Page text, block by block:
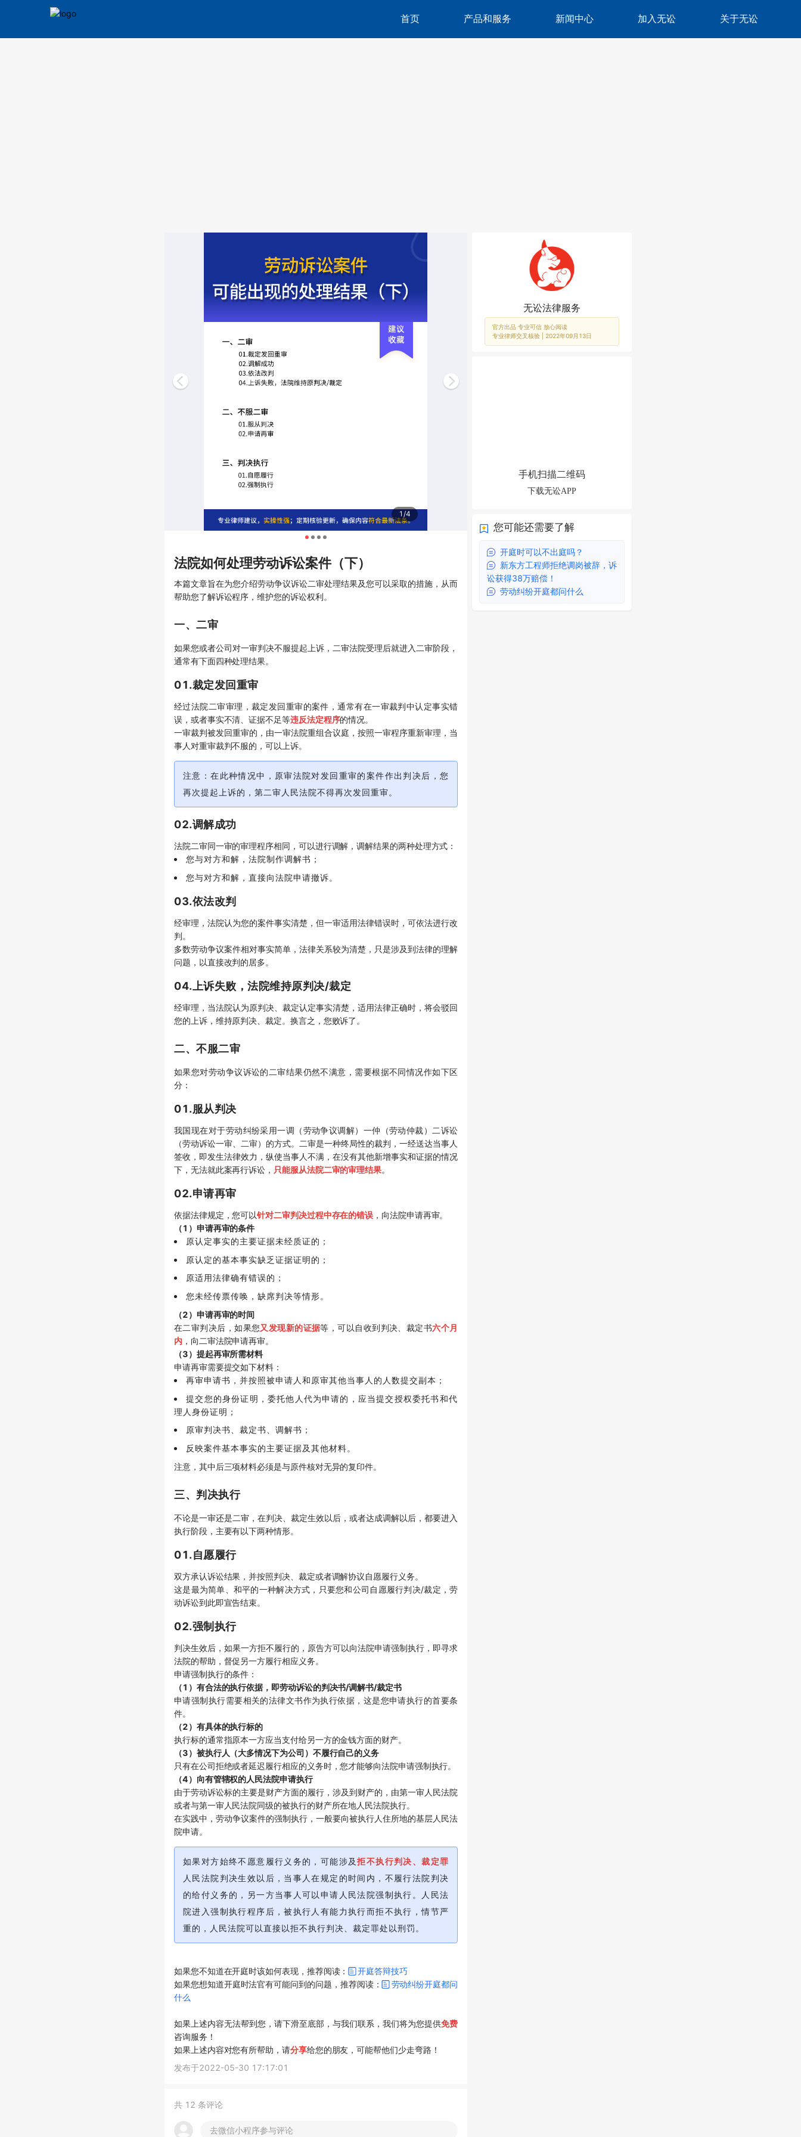
首页 产品和服务 新闻中心 加入无讼 关于无讼
1/4
法院如何处理劳动诉讼案件（下）
本篇文章旨在为您介绍劳动争议诉讼二审处理结果及您可以采取的措施，从而
帮助您了解诉讼程序，维护您的诉讼权利。
一、二审
如果您或者公司对一审判决不服提起上诉，二审法院受理后就进入二审阶段，
通常有下面四种处理结果。
01.裁定发回重审
经过法院二审审理，裁定发回重审的案件，通常有在一审裁判中认定事实错
误，或者事实不清、证据不足等违反法定程序的情况。
一审裁判被发回重审的，由一审法院重组合议庭，按照一审程序重新审理，当
事人对重审裁判不服的，可以上诉。
注意：在此种情况中，原审法院对发回重审的案件作出判决后，您
再次提起上诉的，第二审人民法院不得再次发回重审。
02.调解成功
法院二审同一审的审理程序相同，可以进行调解，调解结果的两种处理方式：
您与对方和解，法院制作调解书；
您与对方和解，直接向法院申请撤诉。
03.依法改判
经审理，法院认为您的案件事实清楚，但一审适用法律错误时，可依法进行改
判。
多数劳动争议案件相对事实简单，法律关系较为清楚，只是涉及到法律的理解
问题，以直接改判的居多。
04.上诉失败，法院维持原判决/裁定
经审理，当法院认为原判决、裁定认定事实清楚，适用法律正确时，将会驳回
您的上诉，维持原判决、裁定。换言之，您败诉了。
二、不服二审
如果您对劳动争议诉讼的二审结果仍然不满意，需要根据不同情况作如下区
分：
01.服从判决
我国现在对于劳动纠纷采用一调（劳动争议调解）一仲（劳动仲裁）二诉讼
（劳动诉讼一审、二审）的方式。二审是一种终局性的裁判，一经送达当事人
签收，即发生法律效力，纵使当事人不满，在没有其他新增事实和证据的情况
下，无法就此案再行诉讼， 只能服从法院二审的审理结果。
02.申请再审
依据法律规定，您可以针对二审判决过程中存在的错误 ，向法院申请再审。
（1）申请再审的条件
原认定事实的主要证据未经质证的；
原认定的基本事实缺乏证据证明的；
原适用法律确有错误的；
您未经传票传唤，缺席判决等情形。
（2）申请再审的时间
在二审判决后，如果您又发现新的证据等，可以自收到判决、裁定书六个月
内，向二审法院申请再审。
（3）提起再审所需材料
申请再审需要提交如下材料：
再审申请书，并按照被申请人和原审其他当事人的人数提交副本；
提交您的身份证明，委托他人代为申请的，应当提交授权委托书和代
理人身份证明；
原审判决书、裁定书、调解书；
反映案件基本事实的主要证据及其他材料。
注意，其中后三项材料必须是与原件核对无异的复印件。
三、判决执行
不论是一审还是二审，在判决、裁定生效以后，或者达成调解以后，都要进入
执行阶段，主要有以下两种情形。
01.自愿履行
双方承认诉讼结果，并按照判决、裁定或者调解协议自愿履行义务。
这是最为简单、和平的一种解决方式，只要您和公司自愿履行判决/裁定，劳
动诉讼到此即宣告结束。
02.强制执行
判决生效后，如果一方拒不履行的，原告方可以向法院申请强制执行，即寻求
法院的帮助，督促另一方履行相应义务。
申请强制执行的条件：
（1）有合法的执行依据，即劳动诉讼的判决书/调解书/裁定书
申请强制执行需要相关的法律文书作为执行依据，这是您申请执行的首要条
件。
（2）有具体的执行标的
执行标的通常指原本一方应当支付给另一方的金钱方面的财产。
（3）被执行人（大多情况下为公司）不履行自己的义务
只有在公司拒绝或者延迟履行相应的义务时，您才能够向法院申请强制执行。
（4）向有管辖权的人民法院申请执行
由于劳动诉讼标的主要是财产方面的履行，涉及到财产的，由第一审人民法院
或者与第一审人民法院同级的被执行的财产所在地人民法院执行。
在实践中，劳动争议案件的强制执行，一般要向被执行人住所地的基层人民法
院申请。
如果对方始终不愿意履行义务的，可能涉及拒不执行判决、裁定罪
人民法院判决生效以后，当事人在规定的时间内，不履行法院判决
的给付义务的，另一方当事人可以申请人民法院强制执行。人民法
院进入强制执行程序后，被执行人有能力执行而拒不执行，情节严
重的，人民法院可以直接以拒不执行判决、裁定罪处以刑罚。
如果您不知道在开庭时该如何表现，推荐阅读：
开庭答辩技巧
如果您想知道开庭时法官有可能问到的问题，推荐阅读：
劳动纠纷开庭都问
什么
如果上述内容无法帮到您，请下滑至底部，与我们联系，我们将为您提供免费
咨询服务！
如果上述内容对您有所帮助，请分享给您的朋友，可能帮他们少走弯路！
发布于2022-05-30 17:17:01
共 12 条评论
去微信小程序参与评论
无讼法律服务
官方出品 专业可信 放心阅读
专业律师交叉核验 | 2022年09月13日
手机扫描二维码
下载无讼APP
您可能还需要了解
开庭时可以不出庭吗？
新东方工程师拒绝调岗被辞，诉
讼获得38万赔偿！
劳动纠纷开庭都问什么